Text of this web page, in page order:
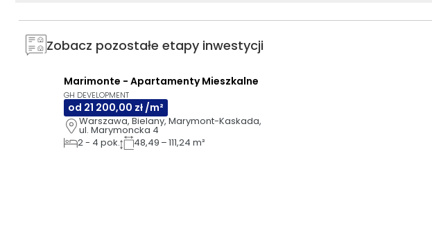
Zobacz pozostałe etapy inwestycji
AI
Marimonte - Apartamenty Mieszkalne
GH DEVELOPMENT
od 21 200,00 zł /m²
Warszawa, Bielany, Marymont-Kaskada,
ul. Marymoncka 4
2- 4 pok. 48,49 – 111,24 m²